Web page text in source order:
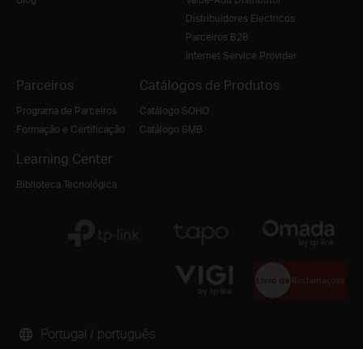
Distribuidores Electricos
Parceiros B2B
Internet Service Provider
Parceiros
Programa de Parceiros
Formação e Certificação
Catálogos de Produtos
Catálogo SOHO
Catálogo SMB
Learning Center
Biblioteca Tecnológica
Portugal / português